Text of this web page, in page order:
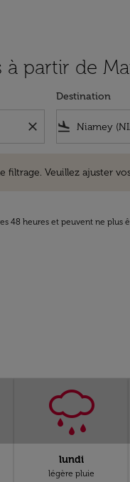
partir de
close
Destination
flight_land
filtrage. Veuillez ajuster
48 heures et peuvent ne
lundi
légère pluie